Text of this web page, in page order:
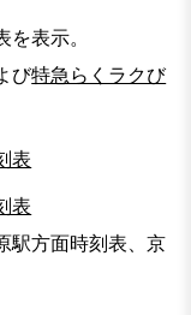
表示。
び特急らくラクび
表
表
方面時刻表、京